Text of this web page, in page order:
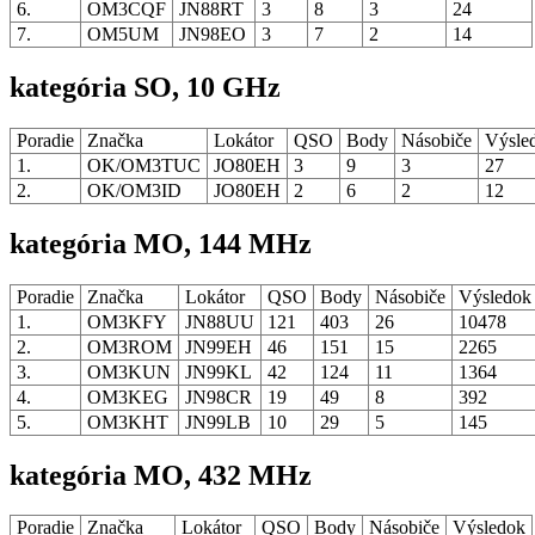
6.
OM3CQF JN88RT 3 8 3
24
7.
OM5UM JN98EO 3 7 2 14
kategória SO, 10 GHz
Poradie Značka Lokátor QSO Body Násobiče
1.
OK/OM3TUC JO80EH 3 9 3
27
2.
OK/OM3ID JO80EH 2 6 2 12
kategória MO, 144 MHz
Poradie Značka Lokátor QSO Body Násobiče
Výsledok
1.
OM3KFY JN88UU 121 403 26
10478
2.
OM3ROM JN99EH 46 151 15
2265
3.
OM3KUN JN99KL 42 124 11
1364
4.
OM3KEG JN98CR 19 49 8
392
5.
OM3KHT JN99LB 10 29 5 145
kategória MO, 432 MHz
Poradie Značka Lokátor QSO Body Násobiče Výsledok